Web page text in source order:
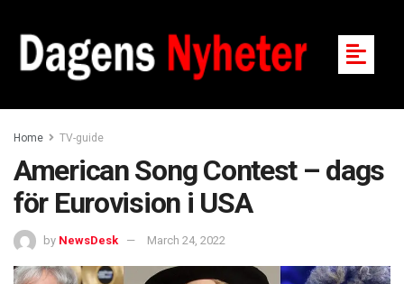
Home TV-guide
American Song Contest – dags
för Eurovision i USA
by NewsDesk March 24, 2022